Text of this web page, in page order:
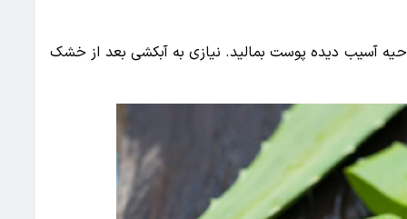
ناحیه آسیب دیده پوست بمالید. نیازی به آبکشی بعد از خشک